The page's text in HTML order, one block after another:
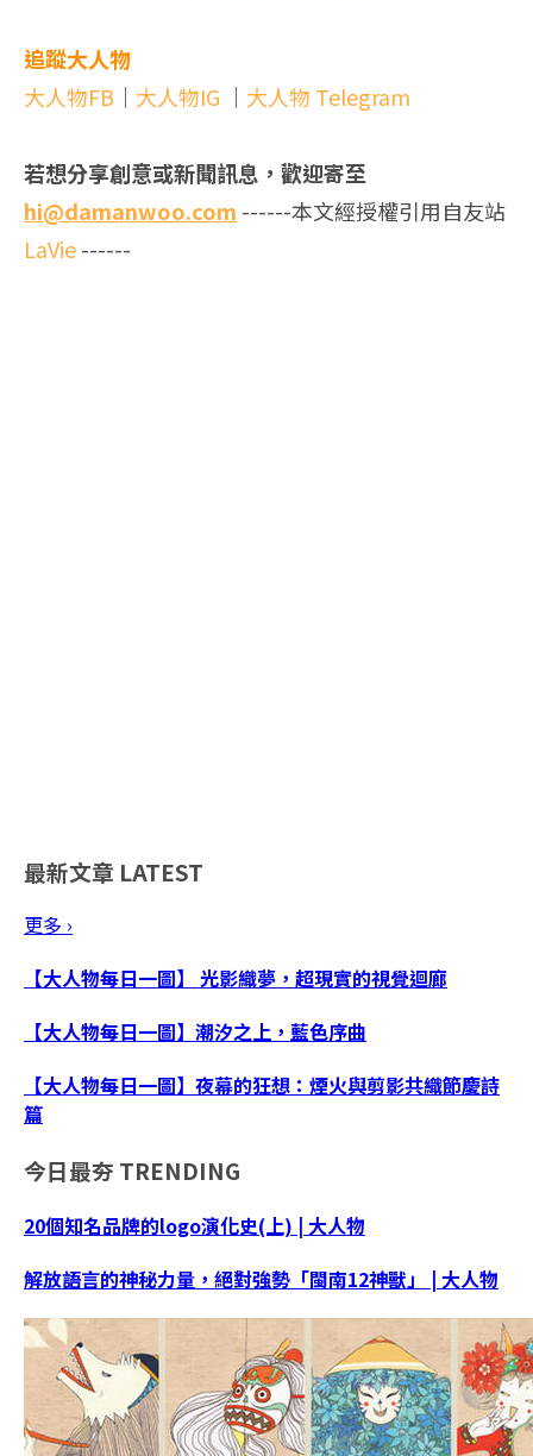
追蹤大人物
大人物FB ｜ 大人物IG ｜ 大人物 Telegram
若想分享創意或新聞訊息，歡迎寄至
hi@damanwoo.com ------本文經授權引用自友站
LaVie------
最新文章 LATEST
更多 ›
【大人物每日一圖】 光影織夢，超現實的視覺迴廊
【大人物每日一圖】潮汐之上，藍色序曲
【大人物每日一圖】夜幕的狂想：煙火與剪影共織節慶詩
篇
今日最夯 TRENDING
20個知名品牌的logo演化史(上) | 大人物
解放語言的神秘力量，絕對強勢「閩南12神獸」 | 大人物